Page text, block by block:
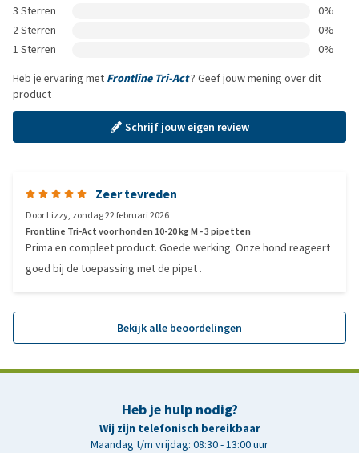
3 Sterren
0%
2 Sterren
0%
1 Sterren
0%
Heb je ervaring met Frontline Tri-Act? Geef jouw mening over dit
product
Schrijf jouw eigen review
Zeer tevreden
DoorLizzy, zondag 22 februari 2026
Frontline Tri-Act voor honden 10-20 kg M - 3 pipetten
Prima en compleet product. Goede werking. Onze hond reageert
goed bij de toepassing met de pipet .
Bekijk alle beoordelingen
Heb je hulp nodig?
Wij zijn telefonisch bereikbaar
Maandag t/m vrijdag: 08:30 - 13:00 uur